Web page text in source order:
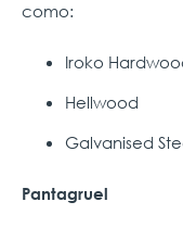
como:
Iroko
Hellwood
Galvanised
Pantagruel